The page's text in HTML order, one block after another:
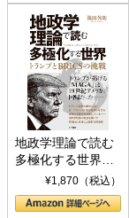
地政学理論で読む
多極化する世界：
トランプとBRICS
の挑戦
¥1,870（税込）